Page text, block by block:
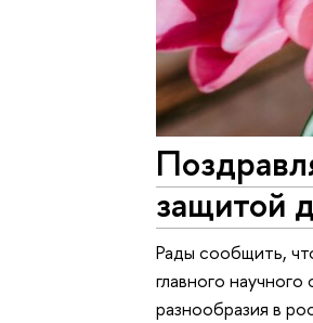
защитой
Рады сообщить,
главного
разнообразия в